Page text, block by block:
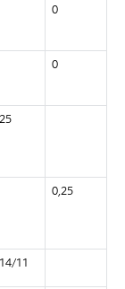
0
0
0,25
11